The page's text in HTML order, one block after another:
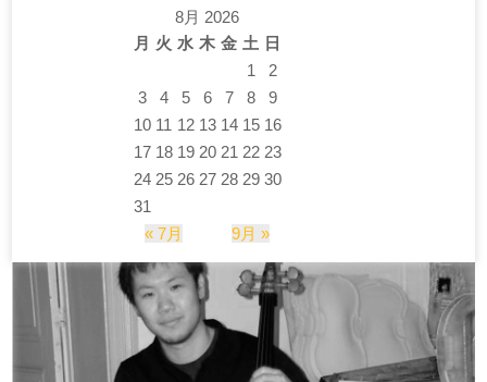
8月 2026
月 火 水 木 金 土 日
1
2
3
4 5 6 7 8
9
10 11 12 13 14 15 16
17 18 19 20 21 22 23
24 25 26 27 28 29 30
31
« 7月
9月 »